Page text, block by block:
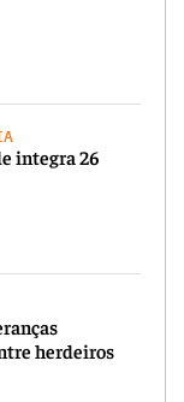
integra 26
herdeiros